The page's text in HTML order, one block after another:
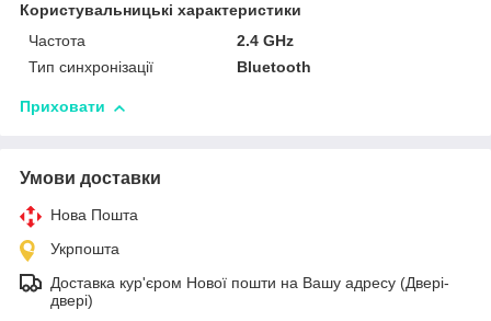
Користувальницькі характеристики
Частота
2.4 GHz
Тип синхронізації
Bluetooth
Приховати
Умови доставки
Нова Пошта
Укрпошта
Доставка кур'єром Нової пошти на Вашу адресу (Двері-
двері)